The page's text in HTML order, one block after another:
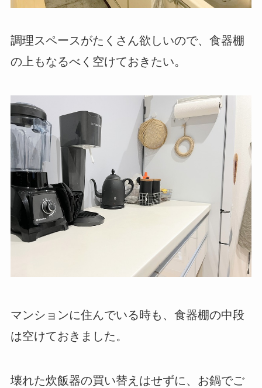
調理スペースがたくさん欲しいので、食器棚
の上もなるべく空けておきたい。
マンションに住んでいる時も、食器棚の中段
は空けておきました。
壊れた炊飯器の買い替えはせずに、お鍋でご